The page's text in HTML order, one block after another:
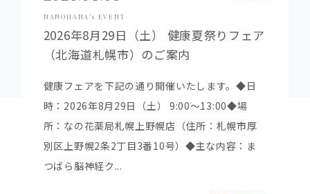
NANOHANA’s EVENT
2026年8月29日（土） 健康夏祭りフェア
（北海道札幌市）のご案内
健康フェアを下記の通り開催いたします。◆日
時：2026年8月29日（土） 9:00～13:00◆場
所：なの花薬局札幌上野幌店（住所：札幌市厚
別区上野幌2条2丁目3番10号）◆主な内容：ま
つばら脳神経ク...